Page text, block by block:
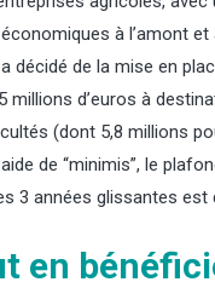
à l’amont et
décidé de la mise en
millions d’euros à
(dont 5,8 millions
de “minimis”, le
3 années glissantes est
en